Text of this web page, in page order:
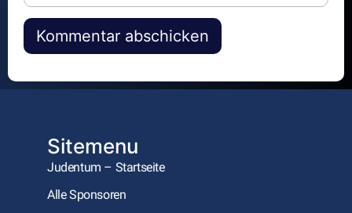
Alternative:
Sitemenu
Judentum – Startseite
Alle Sponsoren